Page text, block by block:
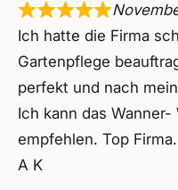
Ich hatte die Firma
Gartenpflege
perfekt und nach
Ich kann das
empfehlen. Top Firma.
A K